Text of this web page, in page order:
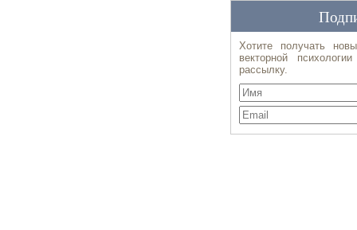
Хотите получать
векторной
рассылку.